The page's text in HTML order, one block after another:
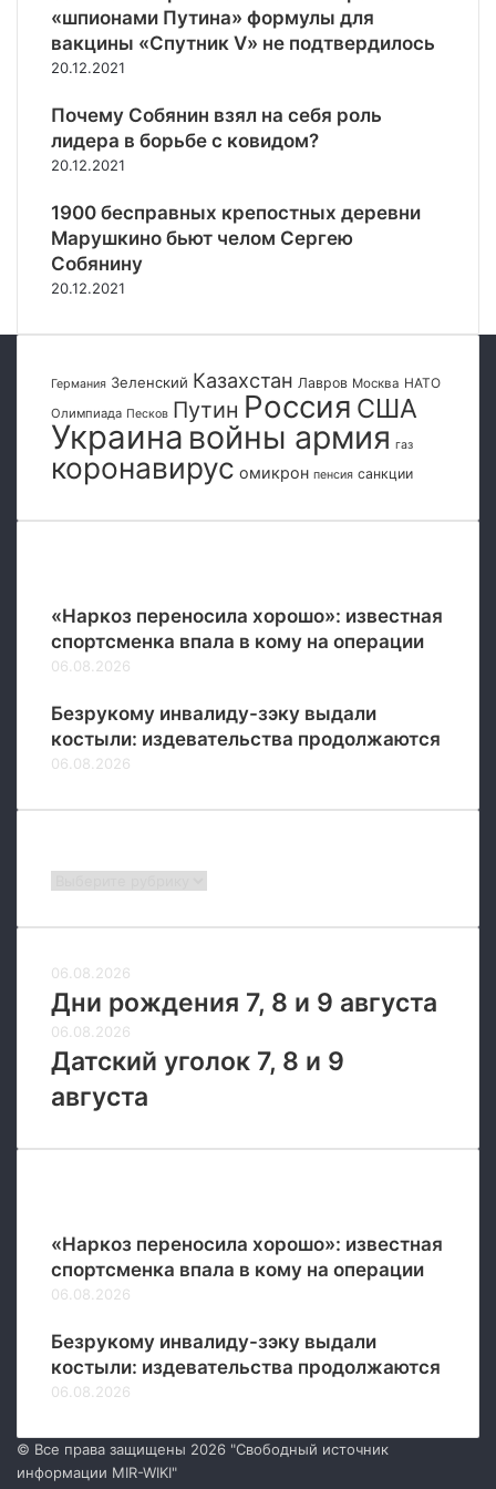
а
ж
е
к
о
и
д
о
м
а
р
ы
о
п
о
и
и
я
м
и
р
в
с
о
к
й
д
ы
п
с
т
и
п
о
е
з
к
з
р
у
б
ж
«шпионами Путина» формулы для
вакцины «Спутник V» не подтвердилось
20.12.2021
Почему Собянин взял на себя роль
лидера в борьбе с ковидом?
20.12.2021
1900 бесправных крепостных деревни
Марушкино бьют челом Сергею
Собянину
20.12.2021
Германия Зеленский Казахстан Лавров Москва НАТО
Олимпиада Песков Путин Россия США
Украина войны армия газ
коронавирус омикрон пенсия санкции
«Наркоз переносила хорошо»: известная
спортсменка впала в кому на операции
06.08.2026
Безрукому инвалиду-зэку выдали
костыли: издевательства продолжаются
06.08.2026
06.08.2026
Дни рождения 7, 8 и 9 августа
06.08.2026
Датский уголок 7, 8 и 9
августа
«Наркоз переносила хорошо»: известная
спортсменка впала в кому на операции
06.08.2026
Безрукому инвалиду-зэку выдали
костыли: издевательства продолжаются
06.08.2026
© Все права защищены 2026 "Свободный источник
информации MIR-WIKI"